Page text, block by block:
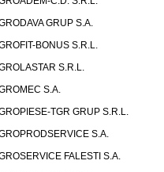
GRUP S.A.
BONUS S.R.L.
S.R.L.
S.A.
TGR GRUP S.R.L.
S.A.
FALESTI S.A.